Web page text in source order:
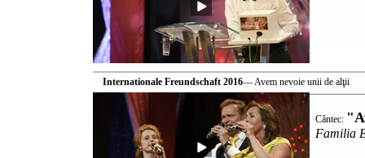
Internationale Freundschaft 2016— Avem nevoie unii de alţii
Cântec:
Familia